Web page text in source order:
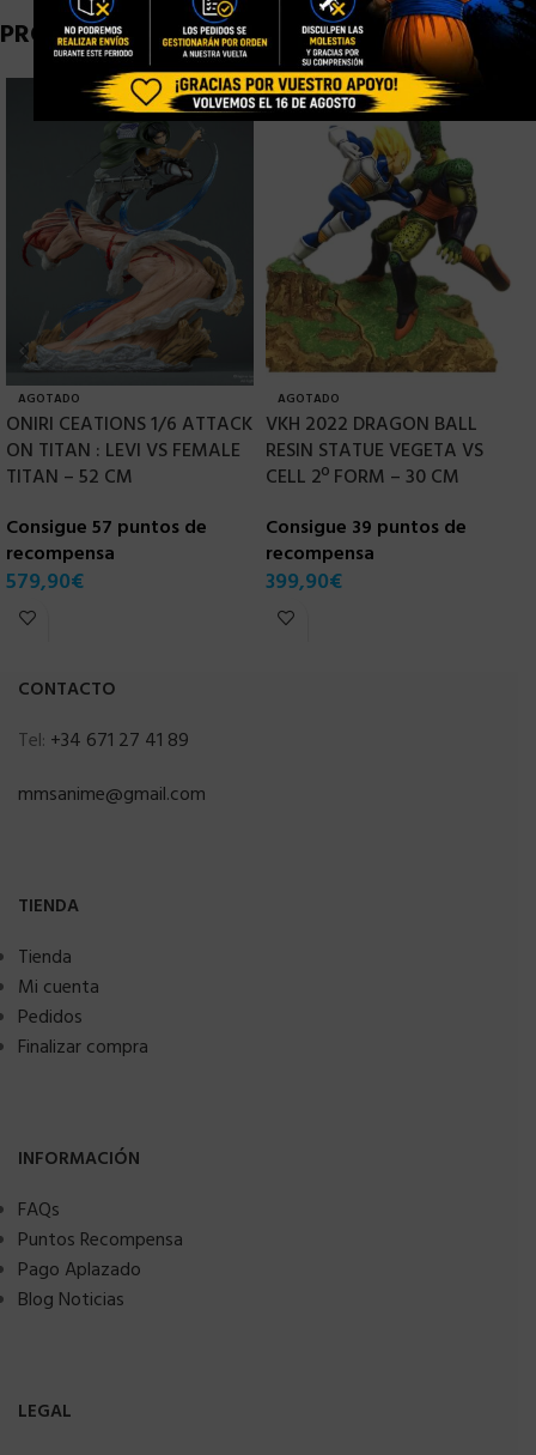
PRODUCTOS RELACIONADOS
AGOTADO
ONIRI CEATIONS 1/6 ATTACK
ON TITAN : LEVI VS FEMALE
TITAN – 52 CM
Consigue 57 puntos de
recompensa
579,90€
AGOTADO
VKH 2022 DRAGON BALL
RESIN STATUE VEGETA VS
CELL 2º FORM – 30 CM
Consigue 39 puntos de
recompensa
399,90€
CONTACTO
Tel: +34 671 27 41 89
mmsanime@gmail.com
TIENDA
Tienda
Mi cuenta
Pedidos
Finalizar compra
INFORMACIÓN
FAQs
Puntos Recompensa
Pago Aplazado
Blog Noticias
LEGAL